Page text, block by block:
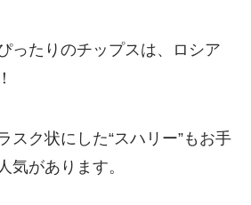
ったりのチップスは、ロシア
スク状にした“スハリー”もお手
気があります。